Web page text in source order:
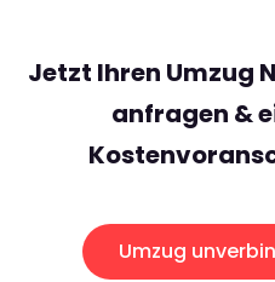
Jetzt Ihren Umzug
anfragen &
Umzug